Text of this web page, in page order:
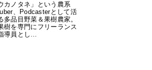
カノタネ」という農系
、Podcasterとして活
多品目野菜＆果樹農家。
樹を専門にフリーランス
導員とし…